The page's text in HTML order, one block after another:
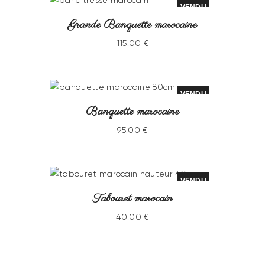
VENDU
Grande Banquette marocaine
115.00 €
VENDU
Banquette marocaine
95.00 €
VENDU
Tabouret marocain
40.00 €